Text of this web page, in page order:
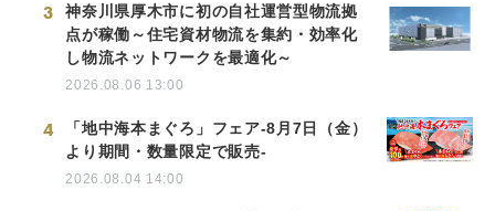
3
神奈川県厚木市に初の自社運営型物流拠
点が稼働～住宅資材物流を集約・効率化
し物流ネットワークを最適化～
2026.08.06 13:00
4
「地中海本まぐろ」フェア-8月7日（金）
より期間・数量限定で販売-
2026.08.04 14:00